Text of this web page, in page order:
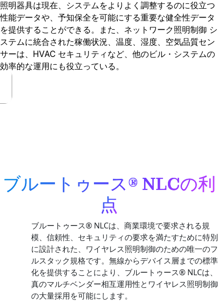
照明器具は現在、システムをよりよく調整するのに役立つ
性能データや、予知保全を可能にする重要な健全性データ
を提供することができる。また、ネットワーク照明制御 シ
ステムに統合された稼働状況、温度、湿度、空気品質セン
サーは、HVAC セキュリティなど、他のビル・システムの
効率的な運用にも役立っている。
ブルートゥース® NLCの利
点
ブルートゥース® NLCは、商業環境で要求される規
模、信頼性、セキュリティの要求を満たすために特別
に設計された、ワイヤレス照明制御のための唯一のフ
ルスタック規格です。無線からデバイス層までの標準
化を提供することにより、ブルートゥース® NLCは、
真のマルチベンダー相互運用性とワイヤレス照明制御
の大量採用を可能にします。